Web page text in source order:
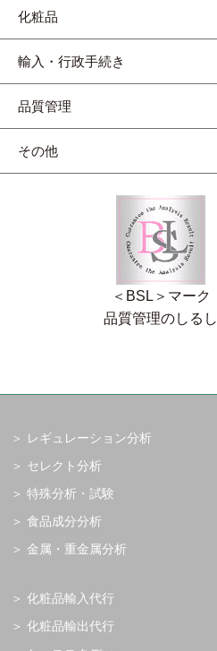
化粧品
輸入・行政手続き
品質管理
その他
＜BSL＞マーク
品質管理のしるし
レギュレーション分析
セレクト分析
特殊分析・試験
食品成分分析
金属・重金属分析
化粧品輸入代行
化粧品輸出代行